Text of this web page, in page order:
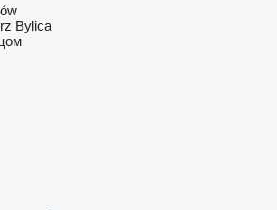
Bylica